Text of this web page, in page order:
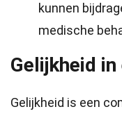
kunnen
medische
Gelijkheid
Gelijkheid is een